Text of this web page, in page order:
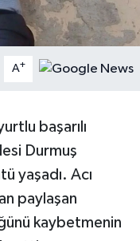
A+
başarılı
Durmuş
yaşadı. Acı
paylaşan
kaybetmenin